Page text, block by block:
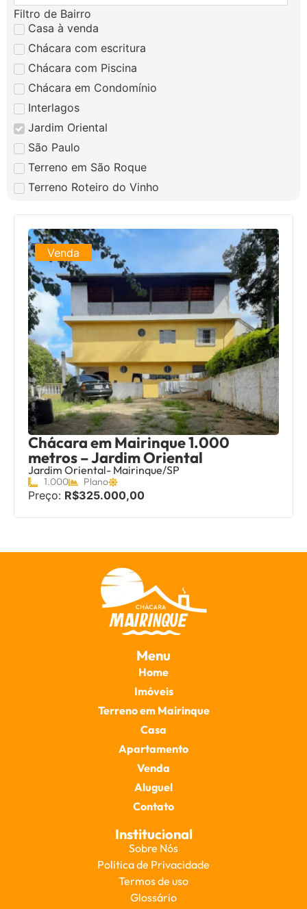
Filtro de Bairro
Casa à venda
Chácara com escritura
Chácara com Piscina
Chácara em Condomínio
Interlagos
Jardim Oriental
São Paulo
Terreno em São Roque
Terreno Roteiro do Vinho
Venda
Chácara em Mairinque 1.000
metros – Jardim Oriental
Jardim Oriental- Mairinque/SP
1.000 Plano
Preço: R$325.000,00
Menu
Home
Imóveis
Terreno em Mairinque
Casa
Apartamento
Venda
Aluguel
Contato
Institucional
Sobre Nós
Politica de Privacidade
Termos de uso
Glossário